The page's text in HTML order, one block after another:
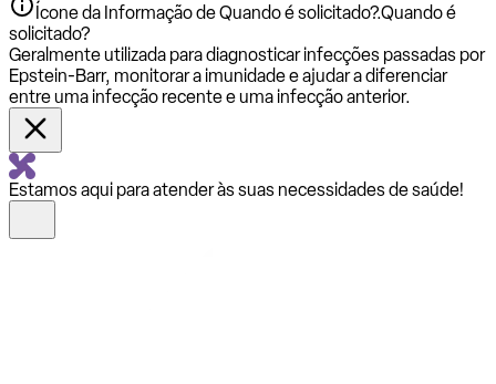
Ícone da Informação de Quando é solicitado?.Quando é
solicitado?
Geralmente utilizada para diagnosticar infecções passadas por
Epstein-Barr, monitorar a imunidade e ajudar a diferenciar
entre uma infecção recente e uma infecção anterior.
Estamos aqui para atender às suas necessidades de saúde!